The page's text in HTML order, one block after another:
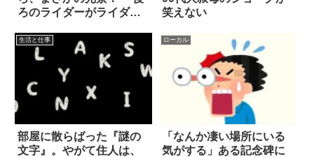
ろのライダーがライダー
笑えない
生活と仕事
部屋に散らばった『謎の
文字』。やがて住人は、
ローカル
「なんか凄い場所にいる
気がする」ある記念碑に